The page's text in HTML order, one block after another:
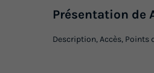
Présentation de
Description, Accès, Points